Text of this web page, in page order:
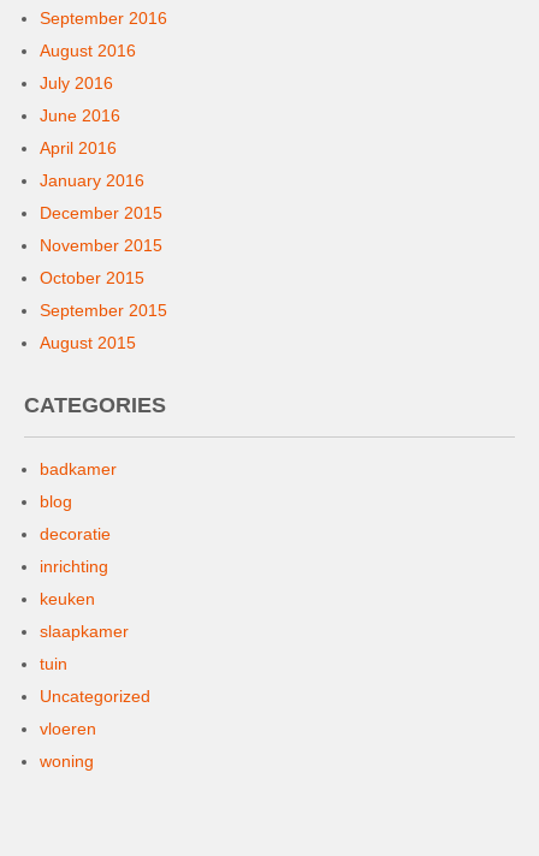
September 2016
August 2016
July 2016
June 2016
April 2016
January 2016
December 2015
November 2015
October 2015
September 2015
August 2015
CATEGORIES
badkamer
blog
decoratie
inrichting
keuken
slaapkamer
tuin
Uncategorized
vloeren
woning